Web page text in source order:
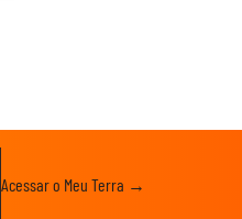
Acessar o Meu Terra →